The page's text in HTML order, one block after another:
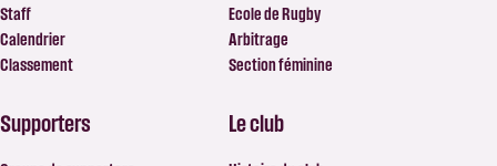
Staff
Calendrier
Classement
Ecole de Rugby
Arbitrage
Section féminine
Supporters Le club